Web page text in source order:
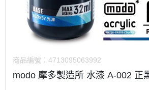
商品編號： 4713095063992
modo 摩多製造所 水漆 A-002 正